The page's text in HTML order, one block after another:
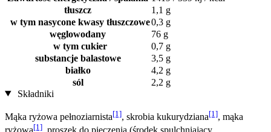
tłuszcz
1,1 g
w tym nasycone kwasy tłuszczowe0,3 g
węglowodany
76 g
w tym cukier
0,7 g
substancje balastowe
3,5 g
białko
4,2 g
sól
2,2 g
Składniki
Mąka ryżowa pełnoziarnista[1], skrobia kukurydziana[1], mąka
[1]